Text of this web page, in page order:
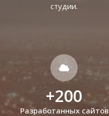
студии.
+200
Разработанных сайтов